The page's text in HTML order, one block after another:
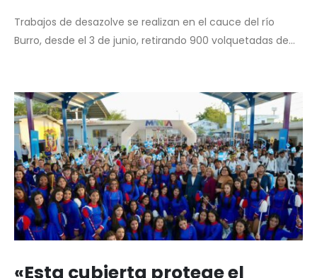
Trabajos de desazolve se realizan en el cauce del río
Burro, desde el 3 de junio, retirando 900 volquetadas de...
«Esta cubierta protege el